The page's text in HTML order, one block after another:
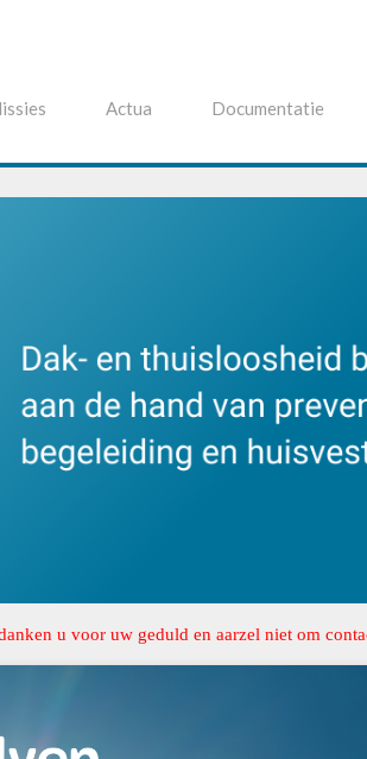
Actua Documentatie
u voor uw geduld en aarzel niet om